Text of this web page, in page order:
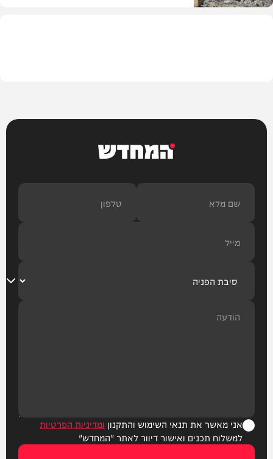
המחדש
אני מאשר את תנאי השימוש והתקנון ומדיניות הפרטיות
למשלוח תכנים ואישור דיוור לאתר "המחדש"